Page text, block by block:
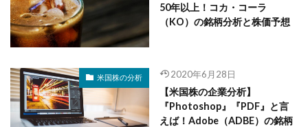
50年以上！コカ・コーラ
（KO）の銘柄分析と株価予想
米国株の分析 2020年6月28日
【米国株の企業分析】
『Photoshop』『PDF』と言
えば！Adobe（ADBE）の銘柄